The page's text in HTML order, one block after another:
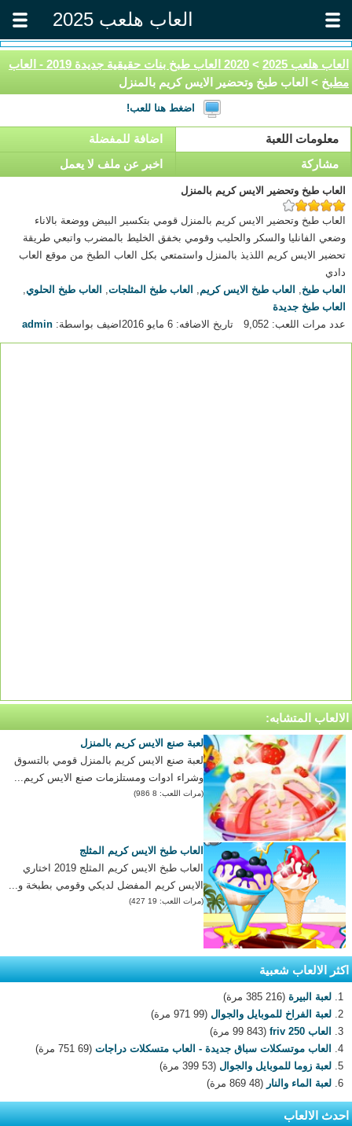
العاب هلعب 2025
العاب هلعب 2025 >
2020 العاب طبخ بنات حقيقية جديدة 2019 - العاب
مطبخ > العاب طبخ وتحضير الايس كريم بالمنزل
اضغط هنا للعب!
معلومات اللعبة
اضافة للمفضلة
مشاركة
اخبر عن ملف لا يعمل
العاب طبخ وتحضير الايس كريم بالمنزل
العاب طبخ وتحضير الايس كريم بالمنزل قومي بتكسير البيض ووضعة بالاناء
وضعي الفانليا والسكر والحليب وقومي بخفق الخليط بالمضرب واتبعي طريقة
تحضير الايس كريم اللذيذ بالمنزل واستمتعي بكل العاب الطبخ من موقع العاب
دادي
العاب طبخ, العاب طبخ الايس كريم, العاب طبخ المثلجات, العاب طبخ الحلوي,
العاب طبخ جديدة
عدد مرات اللعب: 9,052
تاريخ الاضافه: 6 مايو 2016 اضيف بواسطة:admin
الالعاب المتشابه:
لعبة صنع الايس كريم بالمنزل
لعبة صنع الايس كريم بالمنزل قومي بالتسوق
وشراء ادوات ومستلزمات صنع الايس كريم...
(مرات اللعب: 8 986)
العاب طبخ الايس كريم المثلج
العاب طبخ الايس كريم المثلج 2019 اختاري
الايس كريم المفضل لديكي وقومي بطبخة و...
(مرات اللعب: 19 427)
اكثر الالعاب شعبية
لعبة البيرة (216 385 مرة)
لعبة الفراخ للموبايل والجوال (99 971 مرة)
العاب 250 friv
(99 843 مرة)
العاب موتسكلات سباق جديدة - العاب متسكلات دراجات (69 751 مرة)
لعبة زوما للموبايل والجوال (53 399 مرة)
لعبة الماء والنار (48 869 مرة)
احدث الالعاب